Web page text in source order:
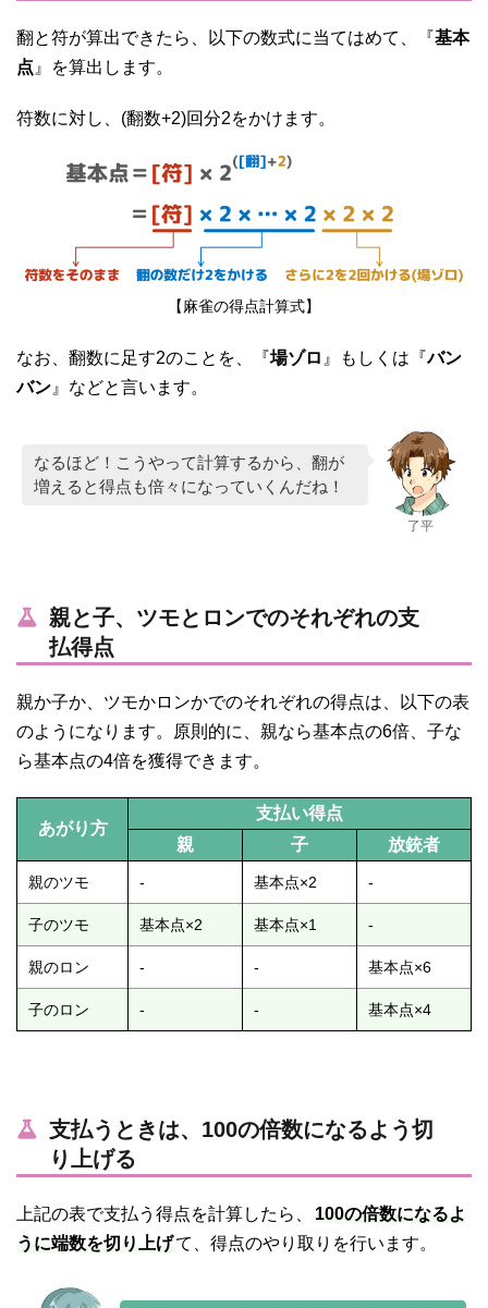
翻と符が算出できたら、以下の数式に当てはめて、『基本
点 』を算出します。
符数に対し、(翻数+2)回分2をかけます。
【麻雀の得点計算式】
なお、翻数に足す2のことを、『場ゾロ 』もしくは『バン
バン 』などと言います。
了平
なるほど！こうやって計算するから、翻が
増えると得点も倍々になっていくんだね！
親と子、ツモとロンでのそれぞれの支
払得点
親か子か、ツモかロンかでのそれぞれの得点は、以下の表
のようになります。原則的に、親なら基本点の6倍、子な
ら基本点の4倍を獲得できます。
あがり方
支払い得点
親
子 放銃者
親のツモ - 基本点×2 -
子のツモ 基本点×2 基本点×1 -
親のロン - - 基本点×6
子のロン - - 基本点×4
支払うときは、100の倍数になるよう切
り上げる
上記の表で支払う得点を計算したら、
100の倍数になるよ
うに端数を切り上げて、得点のやり取りを行います。